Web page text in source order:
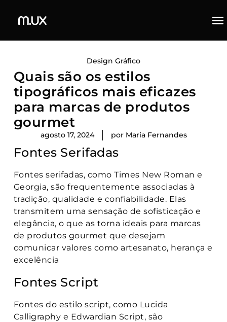
Design Gráfico
Quais são os estilos
tipográficos mais eficazes
para marcas de produtos
gourmet
agosto 17, 2024 por Maria Fernandes
Fontes Serifadas
Fontes serifadas, como Times New Roman e
Georgia, são frequentemente associadas à
tradição, qualidade e confiabilidade. Elas
transmitem uma sensação de sofisticação e
elegância, o que as torna ideais para marcas
de produtos gourmet que desejam
comunicar valores como artesanato, herança e
excelência
Fontes Script
Fontes do estilo script, como Lucida
Calligraphy e Edwardian Script, são